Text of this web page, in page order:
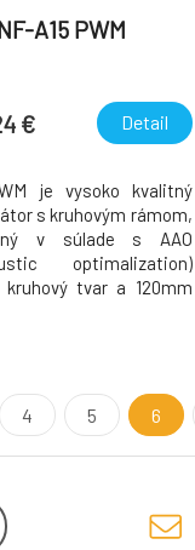
A15 PWM
€ Detail
je vysoko kvalitný
s kruhovým rámom,
v súlade s AAO
optimalization)
tvar a 120mm
4 5 6